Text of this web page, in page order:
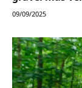
09/09/2025